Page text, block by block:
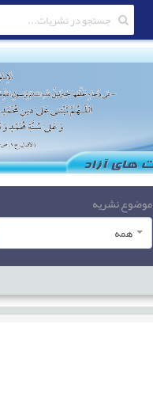
موضوع نشریه
همه